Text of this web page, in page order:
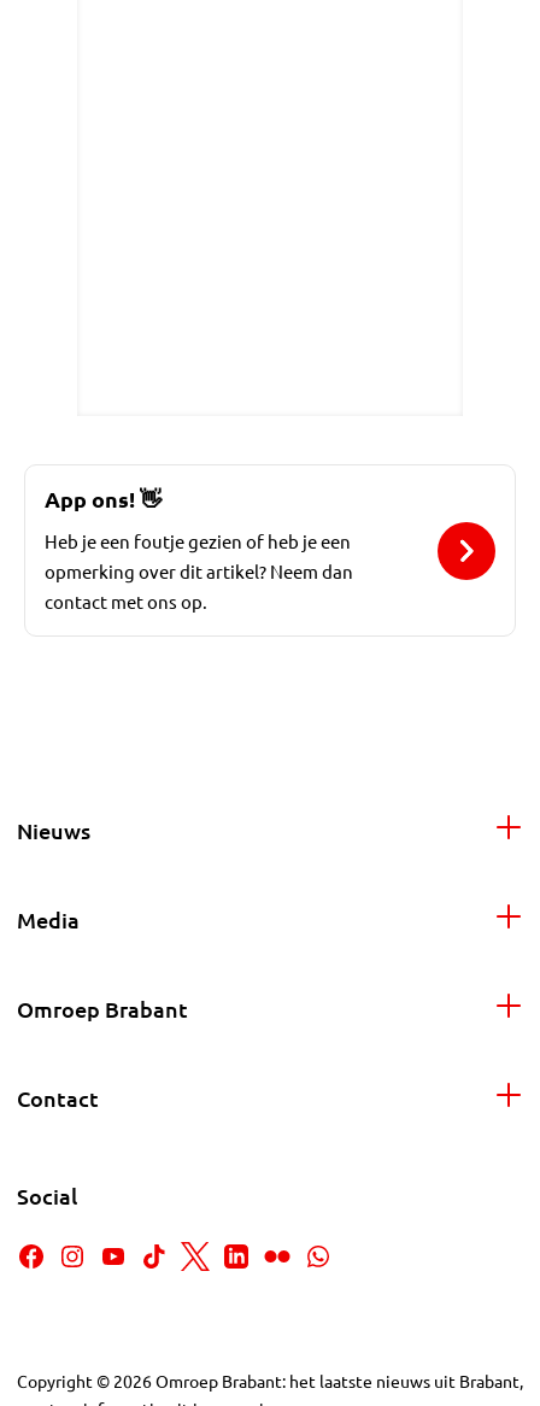
App ons!👋
Heb je een foutje gezien of heb je een
opmerking over dit artikel? Neem dan
contact met ons op.
Nieuws
Media
Omroep Brabant
Contact
Social
Copyright © 2026Omroep Brabant: het laatste nieuws uit Brabant,